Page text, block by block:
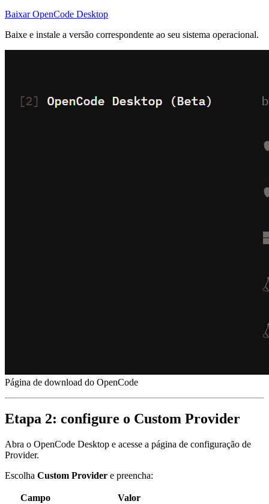
Baixar OpenCode Desktop
Baixe e instale a versão correspondente ao seu sistema operacional.
Página de download do OpenCode
Etapa 2: configure o Custom Provider
Abra o OpenCode Desktop e acesse a página de configuração de
Provider.
Escolha Custom Provider e preencha:
Campo
Valor